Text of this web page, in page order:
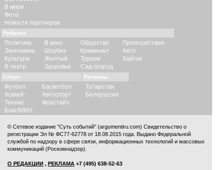
В мире
Фото
Новости партнеров
Рубрики
Политика
Экономика
Культура
В театр
В кино
Шоубиз
Желтый
Здоровье
Общество
Криминал
Туризм
Сад-огород
Происшествия
Авто
Хайтек
Спорт
Футбол
Хоккей
Теннис
Бокс/ММА
Баскетбол
Автоспорт
Фристайл
Регионы
Татарстан
Белоруссия
© Сетевое издание "Суть событий" (argumentiru.com) Свидетельство о
регистрации Эл № ФС77-62778 от 18.08.2015 года. Выдано Федеральной
службой по надзору в сфере связи, информационных технологий и массовых
коммуникаций (Роскомнадзор).
О РЕДАКЦИИ , РЕКЛАМА +7 (495) 638-52-63